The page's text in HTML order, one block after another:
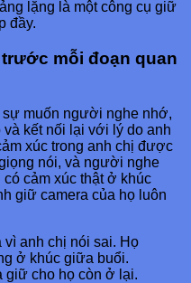
lặng là một công cụ giữ
đầy.
mỗi đoạn quan
muốn người nghe nhớ,
kết nối lại với lý do anh
xúc trong anh chị được
nói, và người nghe
cảm xúc thật ở khúc
giữ camera của họ luôn
vì anh chị nói sai. Họ
ở khúc giữa buổi.
giữ cho họ còn ở lại.